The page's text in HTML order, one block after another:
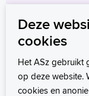
Verwijzers
Deze
cookies
Het ASz gebruikt
op deze website.
cookies en